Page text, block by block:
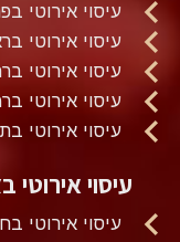
עיסוי אירוטי
עיסוי אירוטי
עיסוי אירוטי
עיסוי אירוטי
עיסוי אירוטי
עיסוי אירוטי
עיסוי אירוטי